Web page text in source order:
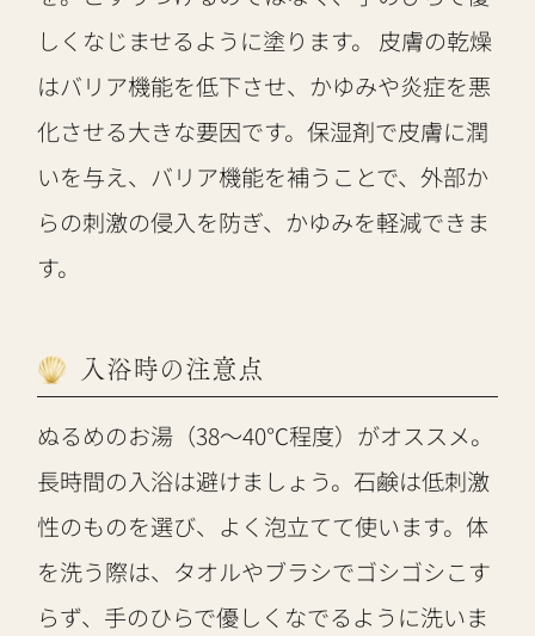
しくなじませるように塗ります。 皮膚の乾燥
はバリア機能を低下させ、かゆみや炎症を悪
化させる大きな要因です。保湿剤で皮膚に潤
いを与え、バリア機能を補うことで、外部か
らの刺激の侵入を防ぎ、かゆみを軽減できま
す。
入浴時の注意点
ぬるめのお湯（38～40℃程度）がオススメ。
長時間の入浴は避けましょう。石鹸は低刺激
性のものを選び、よく泡立てて使います。体
を洗う際は、タオルやブラシでゴシゴシこす
らず、手のひらで優しくなでるように洗いま